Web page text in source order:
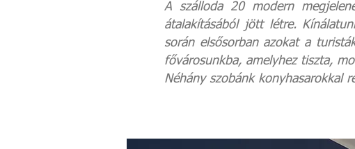
A szálloda 20 modern
átalakításából jött létre.
során elsősorban azokat a
fővárosunkba, amelyhez tiszta,
Néhány szobánk konyhasarokkal